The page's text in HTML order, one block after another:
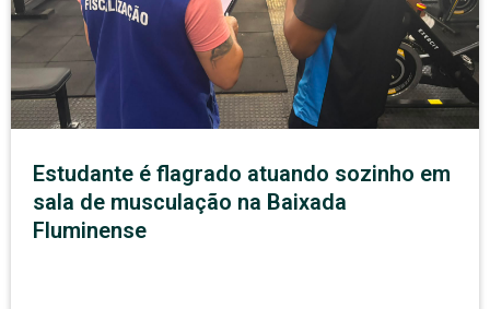
Estudante é flagrado atuando sozinho em
sala de musculação na Baixada
Fluminense